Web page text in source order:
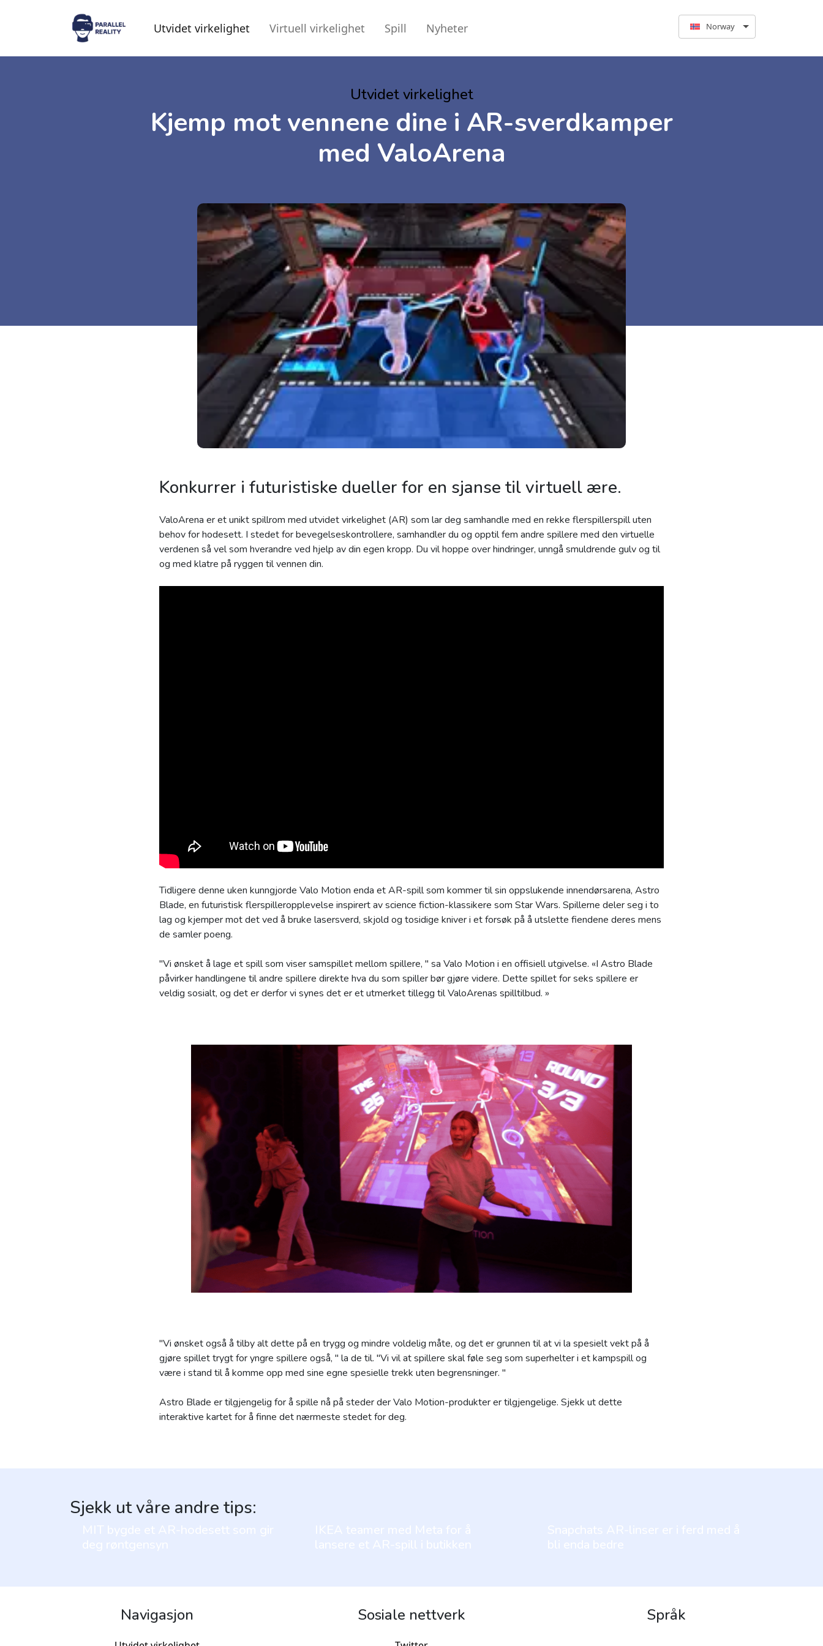
Utvidet virkelighet Virtuell virkelighet Spill Nyheter Norway
Utvidet virkelighet
Kjemp mot vennene dine i AR-sverdkamper
med ValoArena
Konkurrer i futuristiske dueller for en sjanse til virtuell ære.
ValoArena er et unikt spillrom med utvidet virkelighet (AR) som lar deg samhandle med en rekke flerspillerspill uten
behov for hodesett. I stedet for bevegelseskontrollere, samhandler du og opptil fem andre spillere med den virtuelle
verdenen så vel som hverandre ved hjelp av din egen kropp. Du vil hoppe over hindringer, unngå smuldrende gulv og til
og med klatre på ryggen til vennen din.
Tidligere denne uken kunngjorde Valo Motion enda et AR-spill som kommer til sin oppslukende innendørsarena, Astro
Blade, en futuristisk flerspilleropplevelse inspirert av science fiction-klassikere som Star Wars. Spillerne deler seg i to
lag og kjemper mot det ved å bruke lasersverd, skjold og tosidige kniver i et forsøk på å utslette fiendene deres mens
de samler poeng.
"Vi ønsket å lage et spill som viser samspillet mellom spillere, " sa Valo Motion i en offisiell utgivelse. «I Astro Blade
påvirker handlingene til andre spillere direkte hva du som spiller bør gjøre videre. Dette spillet for seks spillere er
veldig sosialt, og det er derfor vi synes det er et utmerket tillegg til ValoArenas spilltilbud. »
"Vi ønsket også å tilby alt dette på en trygg og mindre voldelig måte, og det er grunnen til at vi la spesielt vekt på å
gjøre spillet trygt for yngre spillere også, " la de til. "Vi vil at spillere skal føle seg som superhelter i et kampspill og
være i stand til å komme opp med sine egne spesielle trekk uten begrensninger. "
Astro Blade er tilgjengelig for å spille nå på steder der Valo Motion-produkter er tilgjengelige. Sjekk ut dette
interaktive kartet for å finne det nærmeste stedet for deg.
Sjekk ut våre andre tips:
Navigasjon Sosiale nettverk Språk